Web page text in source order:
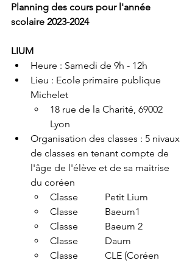
Planning des cours pour l'année
scolaire 2023-2024
LIUM
Heure : Samedi de 9h - 12h
Lieu : Ecole primaire publique
Michelet
18 rue de la Charité, 69002
Lyon
Organisation des classes : 5 nivaux
de classes en tenant compte de
l'âge de l'élève et de sa maitrise
du coréen
Classe           Petit Lium
Classe           Baeum1
Classe           Baeum 2
Classe           Daum
Classe           CLE (Coréen